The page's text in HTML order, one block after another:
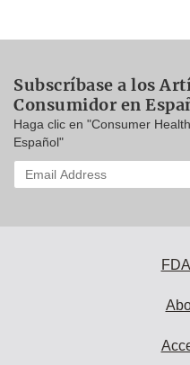
Subscríbase a los
Consumidor en
Haga clic en "Consumer
Español"
Enter
your